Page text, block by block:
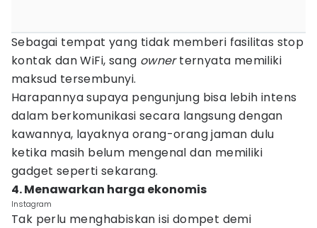
Sebagai tempat yang tidak memberi fasilitas stop
kontak dan WiFi, sang ownerternyata memiliki
maksud tersembunyi.
Harapannya supaya pengunjung bisa lebih intens
dalam berkomunikasi secara langsung dengan
kawannya, layaknya orang-orang jaman dulu
ketika masih belum mengenal dan memiliki
gadget seperti sekarang.
4. Menawarkan harga ekonomis
Instagram
Tak perlu menghabiskan isi dompet demi